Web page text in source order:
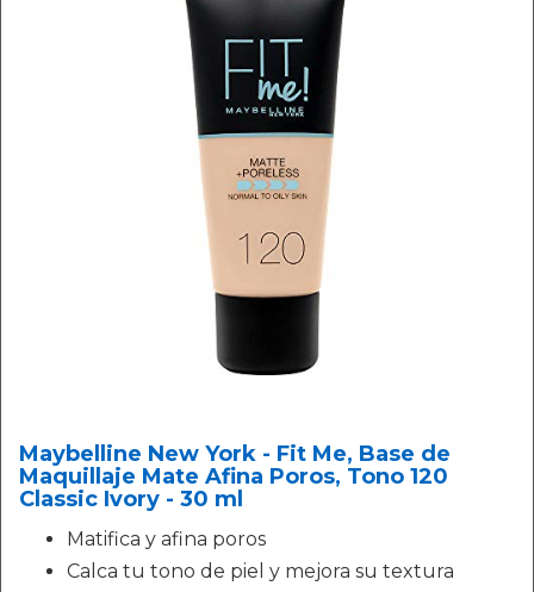
Maybelline New York - Fit Me, Base de
Maquillaje Mate Afina Poros, Tono 120
Classic Ivory - 30 ml
Matifica y afina poros
Calca tu tono de piel y mejora su textura